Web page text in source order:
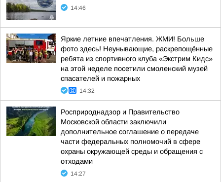
14:46
Яркие летние впечатления. ЖМИ! Больше
фото здесь! Неунывающие, раскрепощённые
ребята из спортивного клуба «Экстрим Кидс»
на этой неделе посетили смоленский музей
спасателей и пожарных
14:32
Росприроднадзор и Правительство
Московской области заключили
дополнительное соглашение о передаче
части федеральных полномочий в сфере
охраны окружающей среды и обращения с
отходами
14:27